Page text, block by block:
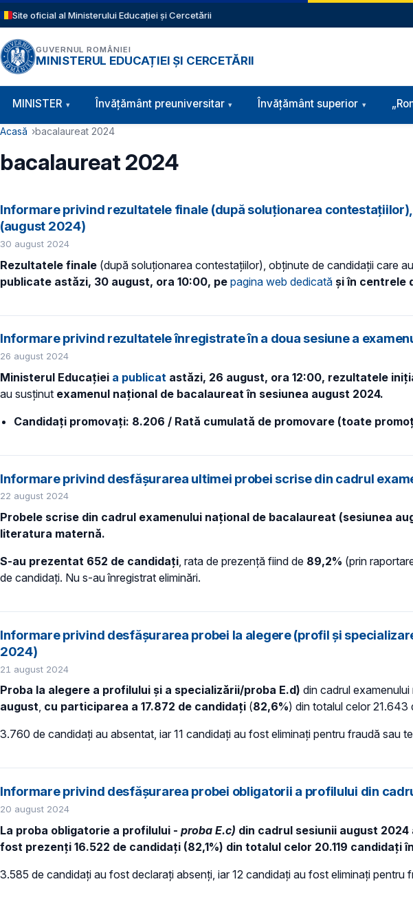
Sari la conținutul principal
Site oficial al Ministerului Educației și Cercetării
GUVERNUL ROMÂNIEI
MINISTERUL EDUCAȚIEI ȘI CERCETĂRII
Navigație principală
MINISTER Învăţământ preuniversitar Învățământ superior
Cale de navigare
Acasă bacalaureat 2024
bacalaureat 2024
Informare privind rezultatele finale (după soluționarea
(august 2024)
30 august 2024
Rezultatele finale (după soluționarea contestațiilor), obținute de candidații care
publicate astăzi, 30 august, ora 10:00, pe pagina web dedicată și în centrele
Informare privind rezultatele înregistrate în a doua sesiune a
26 august 2024
Ministerul Educației a publicat astăzi, 26 august, ora 12:00, rezultatele
au susținut examenul naţional de bacalaureat în sesiunea august 2024.
Candidați promovați: 8.206 / Rată cumulată de promovare (toate
Informare privind desfășurarea ultimei probei scrise din cadrul
22 august 2024
Probele scrise din cadrul examenului național de bacalaureat (sesiunea
literatura maternă.
S-au prezentat 652 de candidați, rata de prezență fiind de 89,2% (prin
de candidați. Nu s-au înregistrat eliminări.
Informare privind desfășurarea probei la alegere (profil și
2024)
21 august 2024
Proba la alegere a profilului și a specializării/proba E.d) din cadrul
august, cu participarea a 17.872 de candidați (82,6%) din totalul celor 21.643
3.760 de candidați au absentat, iar 11 candidați au fost eliminați pentru fraudă sau
Informare privind desfășurarea probei obligatorii a profilului din
20 august 2024
La proba obligatorie a profilului - proba E.c) din cadrul sesiunii august
fost prezenți 16.522 de candidați (82,1%) din totalul celor 20.119 candidați
3.585 de candidați au fost declarați absenți, iar 12 candidați au fost eliminați pentru